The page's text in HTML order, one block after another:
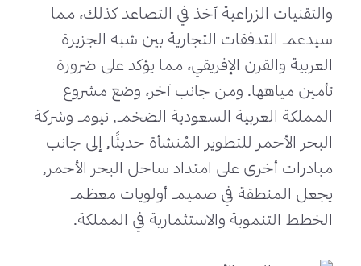
والتقنيات الزراعية آخذ في التصاعد كذلك، مما
سيدعم التدفقات التجارية بين شبه الجزيرة
العربية والقرن الإفريقي، مما يؤكد على ضرورة
تأمين مياهها. ومن جانب آخر، وضع مشروع
المملكة العربية السعودية الضخم, نيوم وشركة
البحر الأحمر للتطوير المُنشأة حديثًا, إلى جانب
مبادرات أخرى على امتداد ساحل البحر الأحمر,
يجعل المنطقة في صميم أولويات معظم
الخطط التنموية والاستثمارية في المملكة.